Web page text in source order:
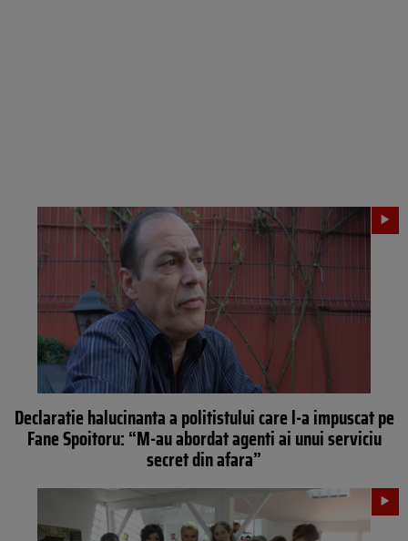
Declaratie halucinanta a politistului care l-a impuscat pe
Fane Spoitoru: “M-au abordat agenti ai unui serviciu
secret din afara”